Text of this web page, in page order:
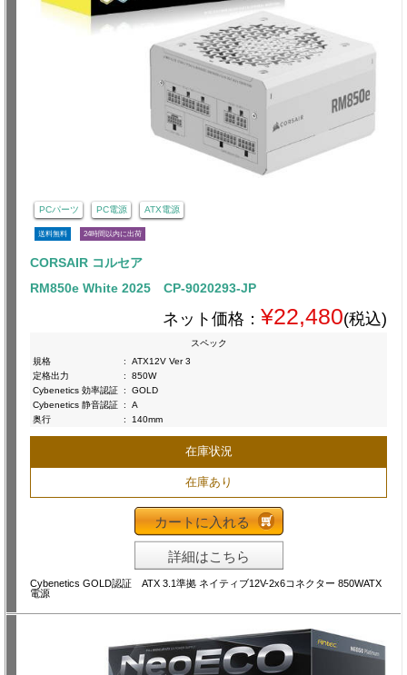
PCパーツ PC電源 ATX電源
送料無料 24時間以内に出荷
CORSAIR コルセア
RM850e White 2025 CP-9020293-JP
ネット価格： ¥22,480(税込)
スペック
規格
:
ATX12V Ver 3
定格出力
:
850W
Cybenetics 効率認証 :
GOLD
Cybenetics 静音認証 :
A
奥行
: 140mm
在庫状況
在庫あり
カートに入れる
詳細はこちら
Cybenetics GOLD認証 ATX 3.1準拠 ネイティブ12V-2x6コネクター 850WATX
電源